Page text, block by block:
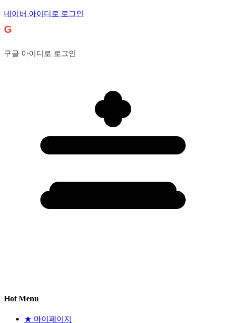
네이버 아이디로 로그인
G
구글 아이디로 로그인
Hot Menu
★ 마이페이지